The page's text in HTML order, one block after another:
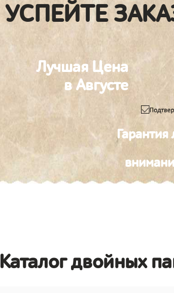
УСПЕЙТЕ
Лучшая Цена
в Августе
Каталог двойных